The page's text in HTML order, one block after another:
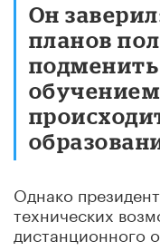
Он
планов
обучением
Однако
технических
дистанционного